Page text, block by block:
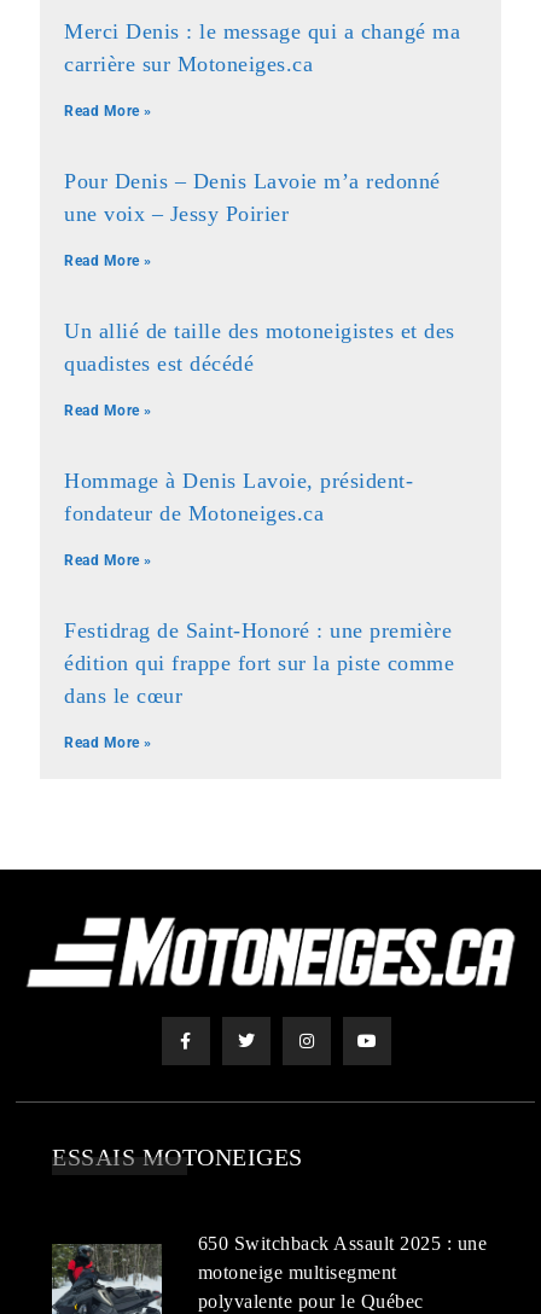
Merci Denis : le message qui a changé ma
carrière sur Motoneiges.ca
Read More »
Pour Denis – Denis Lavoie m’a redonné
une voix – Jessy Poirier
Read More »
Un allié de taille des motoneigistes et des
quadistes est décédé
Read More »
Hommage à Denis Lavoie, président-
fondateur de Motoneiges.ca
Read More »
Festidrag de Saint-Honoré : une première
édition qui frappe fort sur la piste comme
dans le cœur
Read More »
ESSAIS MOTONEIGES
650 Switchback Assault 2025 : une
motoneige multisegment
polyvalente pour le Québec